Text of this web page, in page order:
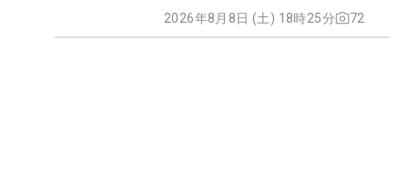
2026年8月8日 (土) 18時25分 72